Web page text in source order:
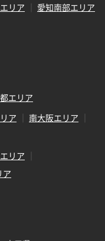
リア
愛知南部エリア
エリア
ア
南大阪エリア
リア
ア